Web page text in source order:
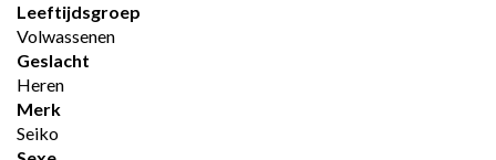
Leeftijdsgroep
Volwassenen
Geslacht
Heren
Merk
Seiko